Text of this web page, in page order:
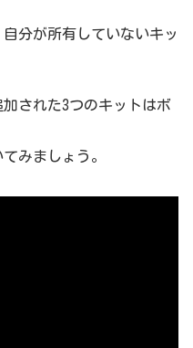
分が所有していないキッ
された3つのキットはボ
みましょう。